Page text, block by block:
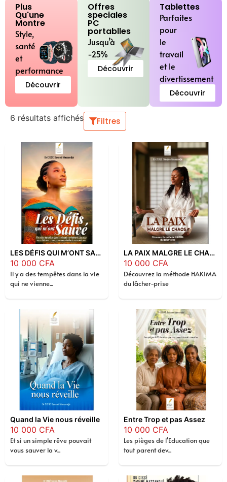
Plus
Qu'une
Montre
Style,
santé
et
performance
Découvrir
Offres
speciales
PC
portablles
Jusqu’à
-25%
Découvrir
Tablettes
Parfaites
pour
le
travail
et le
divertissement
Découvrir
6 résultats affichés Filtres
LES DÉFIS QUI M’ONT SAUVÉ
10 000 CFA
Il y a des tempêtes dans la vie
qui ne vienne...
LA PAIX MALGRE LE CHAOS
10 000 CFA
Découvrez la méthode HAKIMA
du lâcher-prise
Quand la Vie nous réveille
10 000 CFA
Et si un simple rêve pouvait
vous sauver la v...
Entre Trop et pas Assez
10 000 CFA
Les pièges de l'Education que
tout parent dev...